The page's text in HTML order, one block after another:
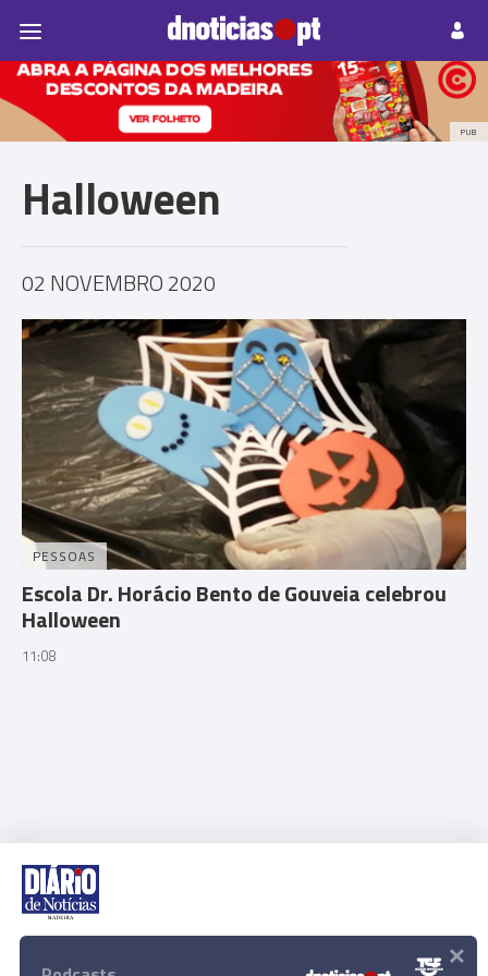
Prazeres Paisagens
PUB
Halloween
02 NOVEMBRO 2020
PESSOAS
Escola Dr. Horácio Bento de Gouveia celebrou
Halloween
11:08
Rua Dr. Fernão de Ornelas, 56 - 3º
×